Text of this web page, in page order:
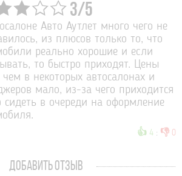
3/5
Авто Аутлет много чего не
из плюсов только то, что
реально хорошие и если
то быстро приходят. Цены
в некоторых автосалонах и
мало, из-за чего приходится
сидеть в очереди на оформление
👍 4 : 👎 0
ДОБАВИТЬ ОТЗЫВ